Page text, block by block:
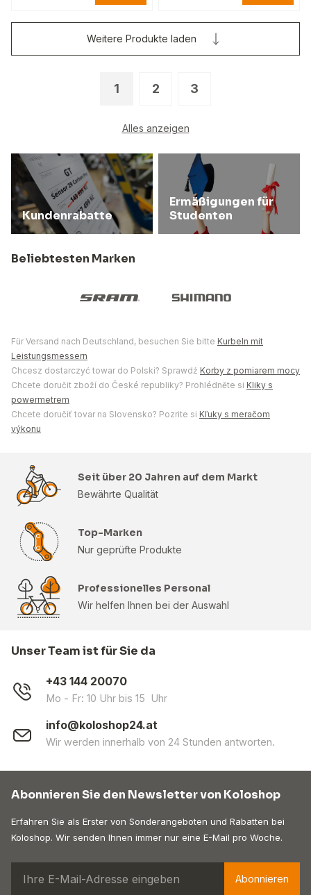
1 2 3
Alles anzeigen
Weitere Produkte laden
Kundenrabatte
Ermäßigungen für
Studenten
Beliebtesten Marken
Für Versand nach Deutschland, besuchen Sie bitte Kurbeln mit
Leistungsmessern
Chcesz dostarczyć towar do Polski? Sprawdź Korby z pomiarem mocy
Chcete doručit zboží do České republiky? Prohlédněte si Kliky s
powermetrem
Chcete doručiť tovar na Slovensko? Pozrite si Kľuky s meračom
výkonu
Seit über 20 Jahren auf dem Markt
Bewährte Qualität
Top-Marken
Nur geprüfte Produkte
Professionelles Personal
Wir helfen Ihnen bei der Auswahl
Unser Team ist für Sie da
+43 144 20070
Mo - Fr: 10 Uhr bis 15 Uhr
info@koloshop24.at
Wir werden innerhalb von 24 Stunden antworten.
Abonnieren Sie den Newsletter von Koloshop
Erfahren Sie als Erster von Sonderangeboten und Rabatten bei
Koloshop. Wir senden Ihnen immer nur eine E-Mail pro Woche.
Abonnieren